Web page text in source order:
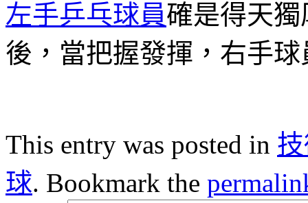
左手乒乓球員確是得天
後，當把握發揮，右手
This entry was posted in
球. Bookmark the